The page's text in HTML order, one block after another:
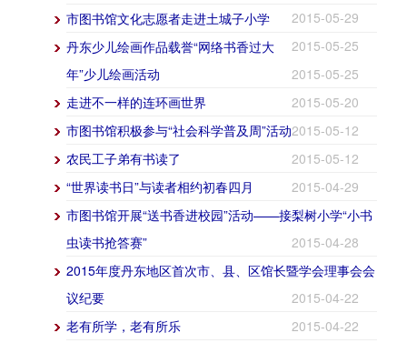
2015-05-29
市图书馆文化志愿者走进土城子小学
2015-05-25
丹东少儿绘画作品载誉“网络书香过大
年”少儿绘画活动
2015-05-25
走进不一样的连环画世界
2015-05-20
市图书馆积极参与“社会科学普及周”活动2015-05-12
农民工子弟有书读了
2015-05-12
“世界读书日”与读者相约初春四月
2015-04-29
市图书馆开展“送书香进校园”活动——接梨树小学“小书
虫读书抢答赛”
2015-04-28
2015年度丹东地区首次市、县、区馆长暨学会理事会会
议纪要
2015-04-22
老有所学，老有所乐
2015-04-22